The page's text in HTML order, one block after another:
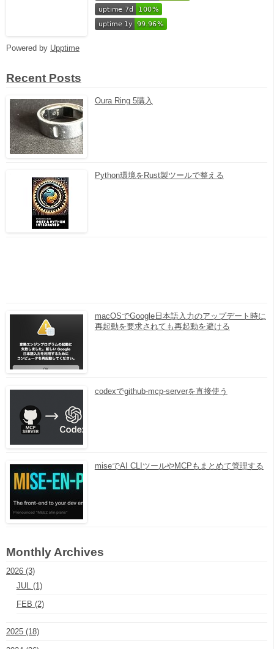
Powered by Upptime
Recent Posts
Oura Ring 5購入
Python環境をRust製ツールで整える
macOSでGoogle日本語入力のアップデート時に
再起動を要求されても再起動を避ける
codexでgithub-mcp-serverを直接使う
miseでAI CLIツールやMCPもまとめて管理する
Monthly Archives
2026 (3)
JUL (1)
FEB (2)
2025 (18)